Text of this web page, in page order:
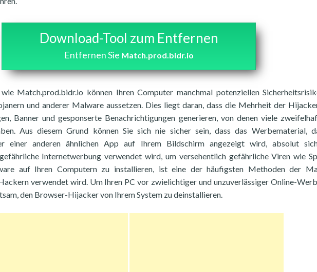
Download-Tool zum Entfernen
Entfernen Sie Match.prod.bidr.io
Match.prod.bidr.io können Ihren Computer manchmal potenziellen
und anderer Malware aussetzen. Dies liegt daran, dass die Mehrheit der
Banner und gesponserte Benachrichtigungen generieren, von denen viele
Aus diesem Grund können Sie sich nie sicher sein, dass das Werbematerial,
einer anderen ähnlichen App auf Ihrem Bildschirm angezeigt wird, absolut
Internetwerbung verwendet wird, um versehentlich gefährliche Viren wie
auf Ihren Computern zu installieren, ist eine der häufigsten Methoden der
verwendet wird. Um Ihren PC vor zwielichtiger und unzuverlässiger Online-
den Browser-Hijacker von Ihrem System zu deinstallieren.